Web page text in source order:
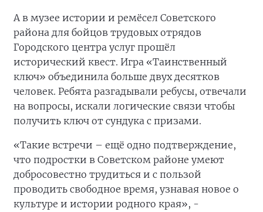
А в музее истории и ремёсел Советского
района для бойцов трудовых отрядов
Городского центра услуг прошёл
исторический квест. Игра «Таинственный
ключ» объединила больше двух десятков
человек. Ребята разгадывали ребусы, отвечали
на вопросы, искали логические связи чтобы
получить ключ от сундука с призами.
«Такие встречи – ещё одно подтверждение,
что подростки в Советском районе умеют
добросовестно трудиться и с пользой
проводить свободное время, узнавая новое о
культуре и истории родного края», -